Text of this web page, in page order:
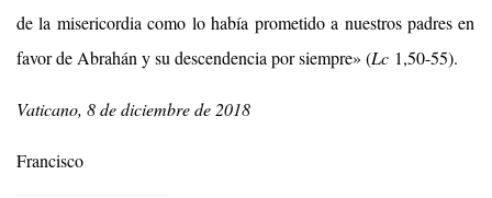
de la misericordia como lo había prometido a nuestros padres en
favor de Abrahán y su descendencia por siempre» (Lc 1,50-55).
Vaticano, 8 de diciembre de 2018
Francisco